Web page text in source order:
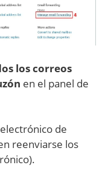
los correos
en el panel de
de
reenviarse los